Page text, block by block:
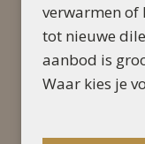
verwarmen of
tot nieuwe
aanbod is
Waar kies je